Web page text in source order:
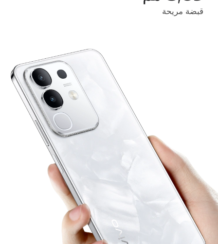
قبضة مريحة